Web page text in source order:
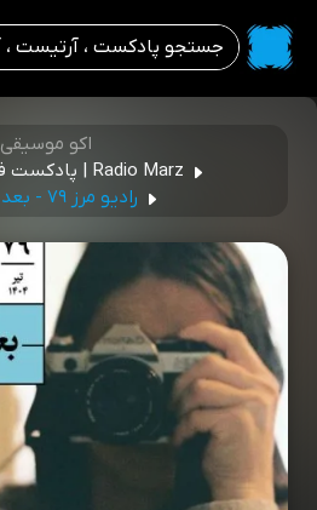
اکو موسیقی
Radio Marz | پادکست فارسی رادیو مرز
رادیو مرز ۷۹ - بعد از زایمان